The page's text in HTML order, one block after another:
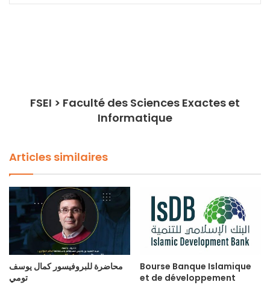
FSEI > Faculté des Sciences Exactes et
Informatique
Articles similaires
محاضرة للبروفيسور كمال يوسف
تومي
Bourse Banque Islamique
et de développement